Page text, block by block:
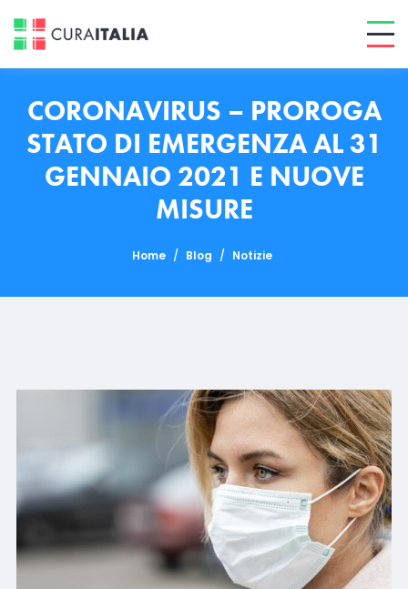
CORONAVIRUS – PROROGA
STATO DI EMERGENZA AL 31
GENNAIO 2021 E NUOVE
MISURE
Home / Blog / Notizie